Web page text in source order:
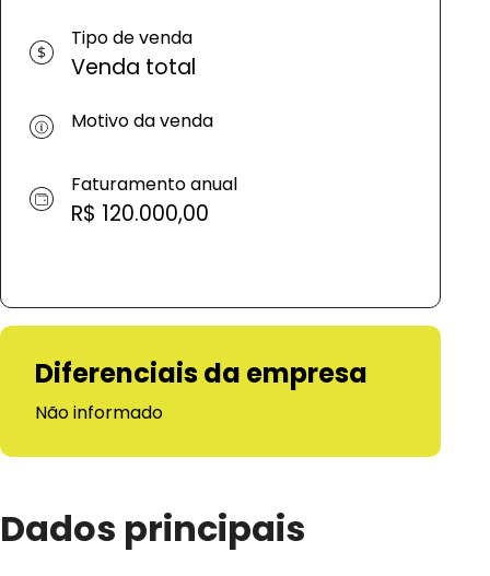
Tipo de venda
Venda total
Motivo da venda
Faturamento anual
R$ 120.000,00
Diferenciais da empresa
Não informado
Dados principais